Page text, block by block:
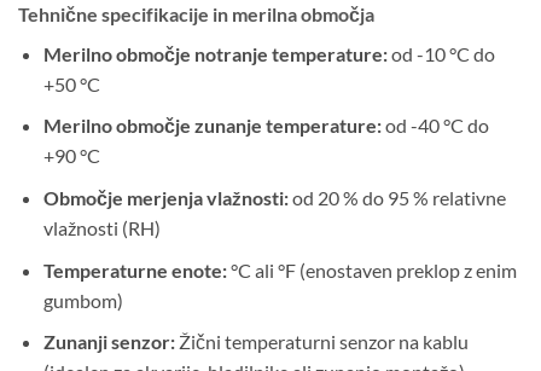
Tehnične specifikacije in merilna območja
Merilno območje notranje temperature:od -10 °C do
+50 °C
Merilno območje zunanje temperature:od -40 °C do
+90 °C
Območje merjenja vlažnosti:od 20 % do 95 % relativne
vlažnosti (RH)
Temperaturne enote:°C ali °F (enostaven preklop z enim
gumbom)
Zunanji senzor:Žični temperaturni senzor na kablu